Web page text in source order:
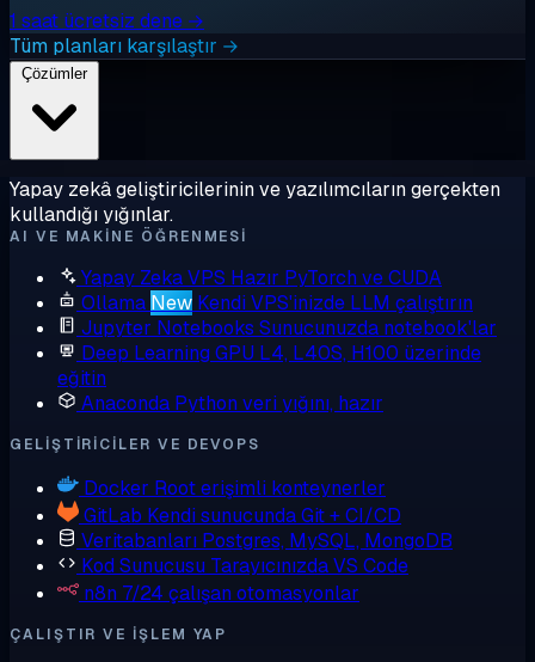
1 saat ücretsiz dene →
Tüm planları karşılaştır →
Çözümler
Yapay zekâ geliştiricilerinin ve yazılımcıların gerçekten
kullandığı yığınlar.
AI VE MAKINE ÖĞRENMESI
Yapay Zeka VPS Hazır PyTorch ve CUDA
Ollama New Kendi VPS'inizde LLM çalıştırın
Jupyter Notebooks Sunucunuzda notebook'lar
Deep Learning GPU L4, L40S, H100 üzerinde
eğitin
Anaconda Python veri yığını, hazır
GELIŞTIRICILER VE DEVOPS
Docker Root erişimli konteynerler
GitLab Kendi sunucunda Git + CI/CD
Veritabanları Postgres, MySQL, MongoDB
Kod Sunucusu Tarayıcınızda VS Code
n8n 7/24 çalışan otomasyonlar
ÇALIŞTIR VE IŞLEM YAP